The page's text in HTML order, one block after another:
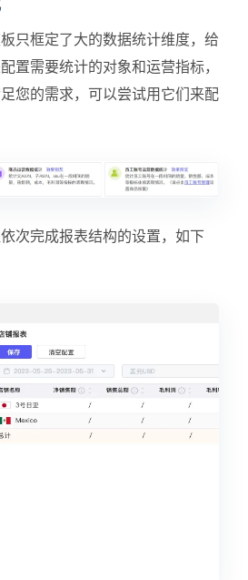
只框定了大的数据统计维度，给
置需要统计的对象和运营指标，
您的需求，可以尝试用它们来配
次完成报表结构的设置，如下